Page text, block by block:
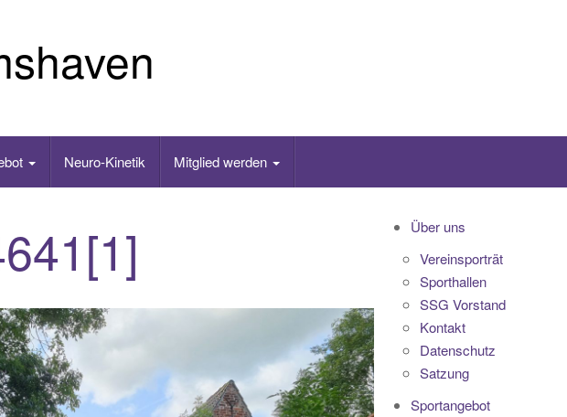
Neuro-Kinetik Mitglied werden
Über uns
Vereinsporträt
Sporthallen
SSG Vorstand
Kontakt
Datenschutz
Satzung
Sportangebot